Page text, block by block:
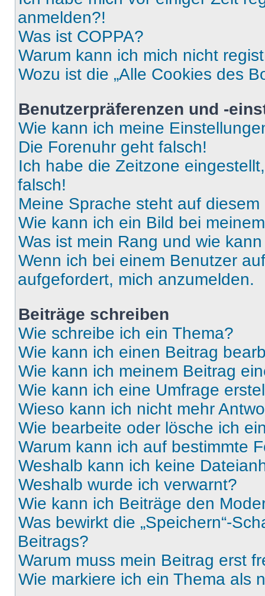
anmelden?!
Was ist COPPA?
Warum kann ich mich nicht
Wozu ist die „Alle Cookies des
Benutzerpräferenzen und -
Wie kann ich meine
Die Forenuhr geht falsch!
Ich habe die Zeitzone
falsch!
Meine Sprache steht auf
Wie kann ich ein Bild bei
Was ist mein Rang und wie
Wenn ich bei einem Benutzer
aufgefordert, mich anzumelden.
Beiträge schreiben
Wie schreibe ich ein Thema?
Wie kann ich einen Beitrag
Wie kann ich meinem Beitrag
Wie kann ich eine Umfrage
Wieso kann ich nicht mehr
Wie bearbeite oder lösche ich
Warum kann ich auf bestimmte
Weshalb kann ich keine
Weshalb wurde ich verwarnt?
Wie kann ich Beiträge den
Was bewirkt die „Speichern“-
Beitrags?
Warum muss mein Beitrag erst
Wie markiere ich ein Thema als